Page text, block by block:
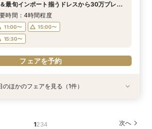
最旬インポート揃うドレスから30万プレゼ
時間：4時間程度
11:00〜
15:00〜
15:30〜
フェアを予約
&相談
のほかのフェアを見る（1件）
1234 次へ